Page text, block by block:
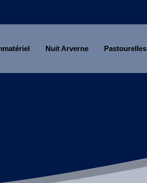
Nuit Arverne Pastourelles